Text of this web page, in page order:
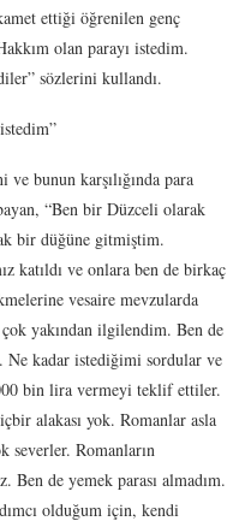
ettiği öğrenilen genç
olan parayı istedim.
sözlerini kullandı.
bunun karşılığında para
“Ben bir Düzceli olarak
bir düğüne gitmiştim.
katıldı ve onlara ben de birkaç
vesaire mevzularda
yakından ilgilendim. Ben de
Ne kadar istediğimi sordular ve
bin lira vermeyi teklif ettiler.
alakası yok. Romanlar asla
severler. Romanların
Ben de yemek parası almadım.
olduğum için, kendi